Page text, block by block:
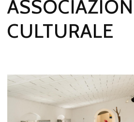
CULTURALE